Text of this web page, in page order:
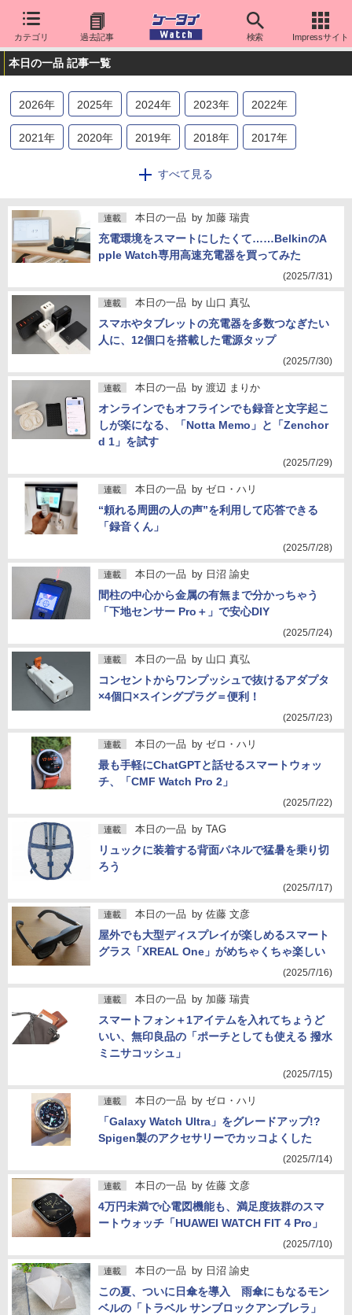
カテゴリ 過去記事 検索 Impressサイト
本日の一品 記事一覧
2026年 2025年 2024年 2023年 2022年
2021年 2020年 2019年 2018年 2017年
2014年 2013
すべて見る
連載 本日の一品 by 加藤 瑞貴
充電環境をスマートにしたくて……BelkinのA
pple Watch専用高速充電器を買ってみた
(2025/7/31)
連載 本日の一品 by 山口 真弘
スマホやタブレットの充電器を多数つなぎたい
人に、12個口を搭載した電源タップ
(2025/7/30)
連載 本日の一品 by 渡辺 まりか
オンラインでもオフラインでも録音と文字起こ
しが楽になる、「Notta Memo」と「Zenchor
d 1」を試す
(2025/7/29)
連載 本日の一品 by ゼロ・ハリ
“頼れる周囲の人の声”を利用して応答できる
「録音くん」
(2025/7/28)
連載 本日の一品 by 日沼 諭史
間柱の中心から金属の有無まで分かっちゃう
「下地センサー Pro＋」で安心DIY
(2025/7/24)
連載 本日の一品 by 山口 真弘
コンセントからワンプッシュで抜けるアダプタ
×4個口×スイングプラグ＝便利！
(2025/7/23)
連載 本日の一品 by ゼロ・ハリ
最も手軽にChatGPTと話せるスマートウォッ
チ、「CMF Watch Pro 2」
(2025/7/22)
連載 本日の一品 by TAG
リュックに装着する背面パネルで猛暑を乗り切
ろう
(2025/7/17)
連載 本日の一品 by 佐藤 文彦
屋外でも大型ディスプレイが楽しめるスマート
グラス「XREAL One」がめちゃくちゃ楽しい
(2025/7/16)
連載 本日の一品 by 加藤 瑞貴
スマートフォン＋1アイテムを入れてちょうど
いい、無印良品の「ポーチとしても使える 撥水
ミニサコッシュ」
(2025/7/15)
連載 本日の一品 by ゼロ・ハリ
「Galaxy Watch Ultra」をグレードアップ!?
Spigen製のアクセサリーでカッコよくした
(2025/7/14)
連載 本日の一品 by 佐藤 文彦
4万円未満で心電図機能も、満足度抜群のスマ
ートウォッチ「HUAWEI WATCH FIT 4 Pro」
(2025/7/10)
連載 本日の一品 by 日沼 諭史
この夏、ついに日傘を導入 雨傘にもなるモン
ベルの「トラベル サンブロックアンブレラ」